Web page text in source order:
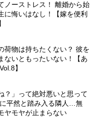
ノーストレス！ 離婚から始
に悔いはなし！【嫁を便利
荷物は持ちたくない？ 彼を
ないともったいない！【あ
】
？」って絶対悪いと思って
平然と踏み入る隣人…無
ヤモヤが止まらない